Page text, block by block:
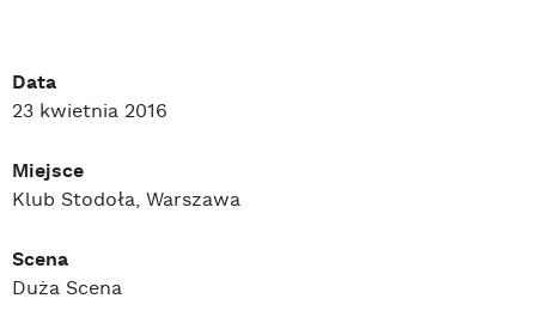
Data
23 kwietnia 2016
Miejsce
Klub Stodoła, Warszawa
Scena
Duża Scena